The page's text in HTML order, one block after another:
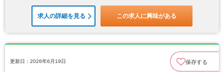
求人の詳細を見る この求人に興味がある
更新日：2026年6月19日 保存する